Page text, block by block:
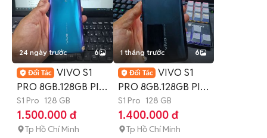
24 ngày trước 6
VIVO S1
PRO 8GB.128GB PIN
4500 SNAP 665 MÁY
ĐẸP
S1 Pro 128 GB
1.500.000 đ
Tp Hồ Chí Minh
1 tháng trước 6
VIVO S1
PRO 8GB.128GB PIN
4500 SNAP 665 FULL
CN
S1 Pro 128 GB
1.400.000 đ
Tp Hồ Chí Minh